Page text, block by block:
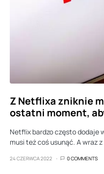
Z Netflixa zniknie
ostatni moment,
Netflix bardzo często dodaje
musi też coś usunąć. A wraz
24 CZERWCA 2022 0 COMMENTS